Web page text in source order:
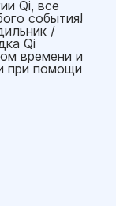
Qi, все
события!
/
Qi
времени и
при помощи